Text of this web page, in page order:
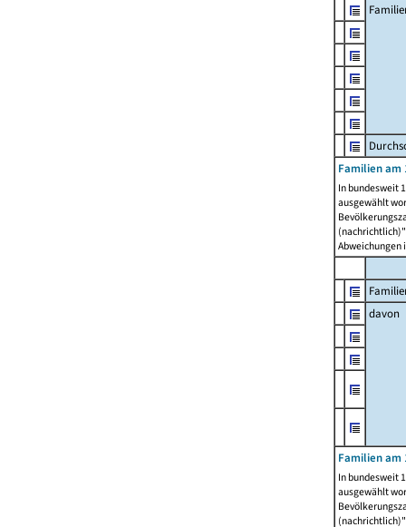
Familien am
In bundesweit
ausgewählt
Abweichungen
davon
Familien am
In bundesweit
ausgewählt